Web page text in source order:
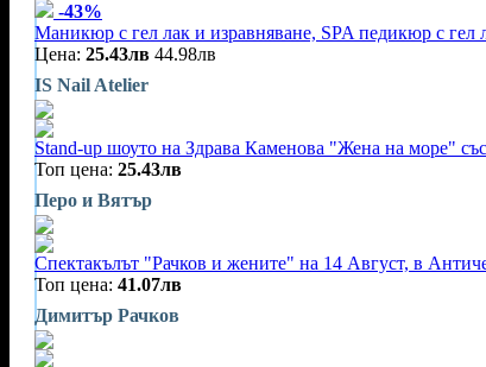
-43%
Маникюр с гел лак и изравняване, SPA педикюр с гел
Цена: 25.43лв 44.98лв
IS Nail Atelier
Stand-up шоуто на Здрава Каменова "Жена на море"
Топ цена: 25.43лв
Перо и Вятър
Спектакълът "Рачков и жените" на 14 Август, в
Топ цена: 41.07лв
Димитър Рачков